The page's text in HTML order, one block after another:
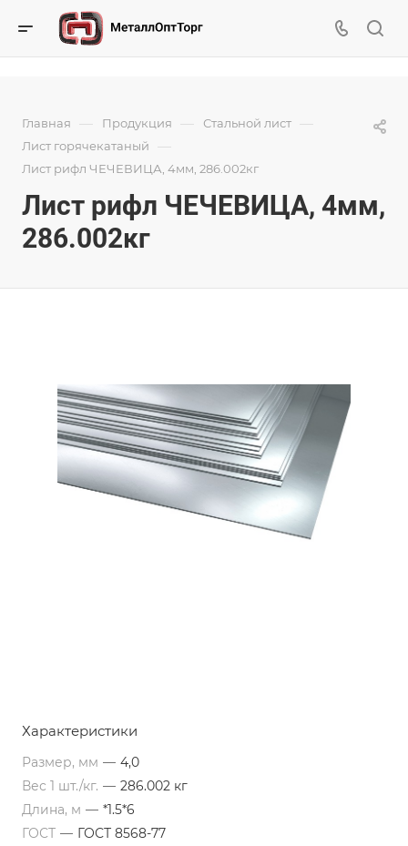
Главная — Продукция — Стальной лист —
Лист горячекатаный —
Лист рифл ЧЕЧЕВИЦА, 4мм, 286.002кг
Лист рифл ЧЕЧЕВИЦА, 4мм,
286.002кг
Характеристики
Размер, мм — 4,0
Вес 1 шт./кг. — 286.002 кг
Длина, м — *1.5*6
ГОСТ — ГОСТ 8568-77